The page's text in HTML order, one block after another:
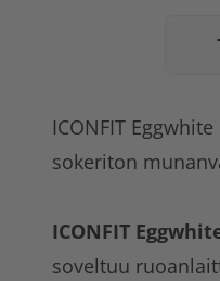
ICONFIT
sokeriton
ICONFIT
soveltuu